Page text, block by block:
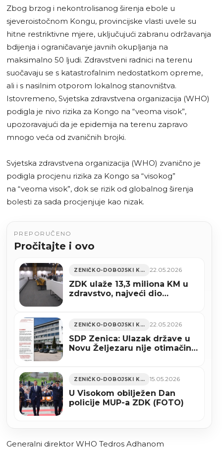
Zbog brzog i nekontrolisanog širenja ebole u
sjeveroistočnom Kongu, provincijske vlasti uvele su
hitne restriktivne mjere, uključujući zabranu održavanja
bdijenja i ograničavanje javnih okupljanja na
maksimalno 50 ljudi. Zdravstveni radnici na terenu
suočavaju se s katastrofalnim nedostatkom opreme,
ali i s nasilnim otporom lokalnog stanovništva.
Istovremeno, Svjetska zdravstvena organizacija (WHO)
podigla je nivo rizika za Kongo na “veoma visok”,
upozoravajući da je epidemija na terenu zapravo
mnogo veća od zvaničnih brojki.
Svjetska zdravstvena organizacija (WHO) zvanično je
podigla procjenu rizika za Kongo sa “visokog”
na “veoma visok”, dok se rizik od globalnog širenja
bolesti za sada procjenjuje kao nizak.
PREPORUČENO
Pročitajte i ovo
ZENIČKO-DOBOJSKI KANTON 22.05.2026
ZDK ulaže 13,3 miliona KM u
zdravstvo, najveći dio
ZENIČKO-DOBOJSKI KANTON 22.05.2026
SDP Zenica: Ulazak države u
Novu Željezaru nije otimačina
ZENIČKO-DOBOJSKI KANTON 15.05.2026
U Visokom obilježen Dan
policije MUP-a ZDK (FOTO)
Generalni direktor WHO Tedros Adhanom